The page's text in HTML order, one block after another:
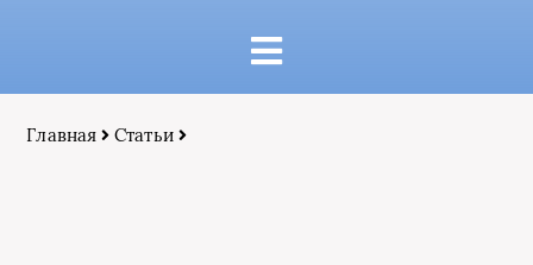
Главная Статьи